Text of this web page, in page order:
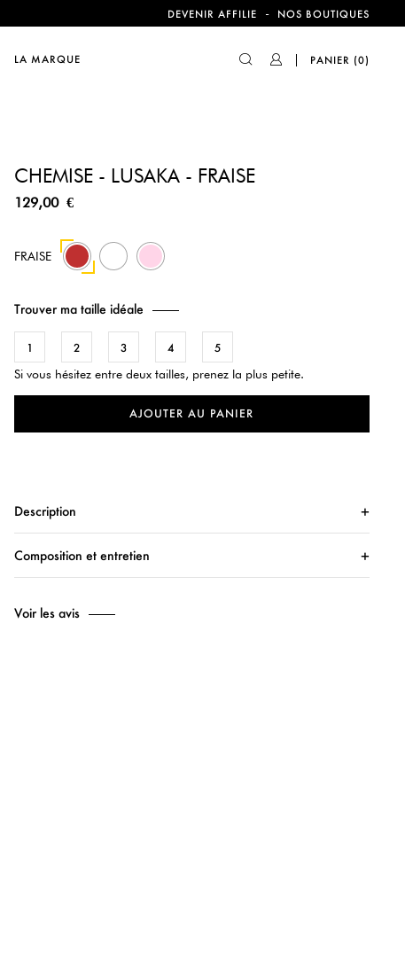
!
!
DEVENIR AFFILIE - NOS BOUTIQUES
LA MARQUE PANIER (0)
CHEMISE - LUSAKA - FRAISE
129,00 €
FRAISE 8 61
Trouver ma taille idéale
1 2 3 4 5
Si vous hésitez entre deux tailles, prenez la plus petite.
AJOUTER AU PANIER
Description
Composition et entretien
Voir les avis